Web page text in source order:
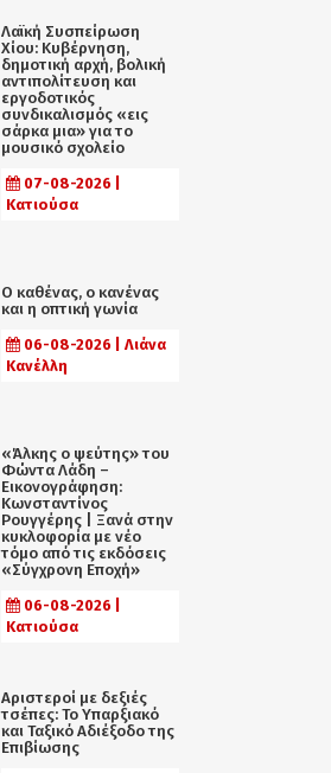
Λαϊκή Συσπείρωση
Χίου: Κυβέρνηση,
δημοτική αρχή, βολική
αντιπολίτευση και
εργοδοτικός
συνδικαλισμός «εις
σάρκα μια» για το
μουσικό σχολείο
07-08-2026 |
Κατιούσα
Ο καθένας, ο κανένας
και η οπτική γωνία
06-08-2026 | Λιάνα
Κανέλλη
«Άλκης ο ψεύτης» του
Φώντα Λάδη –
Εικονογράφηση:
Κωνσταντίνος
Ρουγγέρης | Ξανά στην
κυκλοφορία με νέο
τόμο από τις εκδόσεις
«Σύγχρονη Εποχή»
06-08-2026 |
Κατιούσα
Αριστεροί με δεξιές
τσέπες: Το Υπαρξιακό
και Ταξικό Αδιέξοδο της
Επιβίωσης